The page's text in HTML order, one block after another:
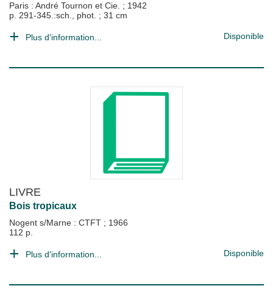
Paris : André Tournon et Cie. ; 1942
p. 291-345.:sch., phot. ; 31 cm
Plus d'information... Disponible
LIVRE
Bois tropicaux
Nogent s/Marne : CTFT ; 1966
112 p.
Plus d'information... Disponible